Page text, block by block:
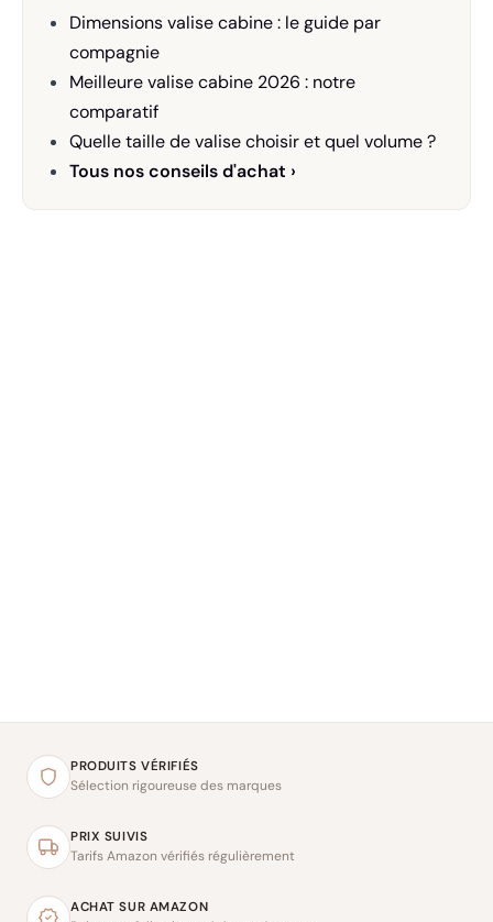
Dimensions valise cabine : le guide par
compagnie
Meilleure valise cabine 2026 : notre
comparatif
Quelle taille de valise choisir et quel volume ?
Tous nos conseils d'achat ›
PRODUITS VÉRIFIÉS
Sélection rigoureuse des marques
PRIX SUIVIS
Tarifs Amazon vérifiés régulièrement
ACHAT SUR AMAZON